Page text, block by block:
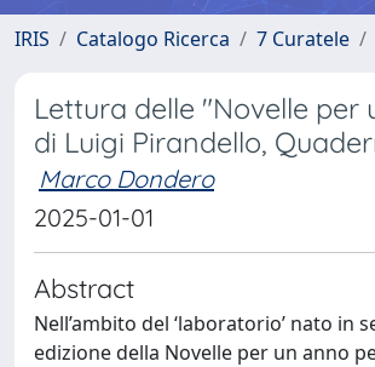
IRIS Catalogo Ricerca 7 Curatele
Lettura delle "Novelle per
di Luigi Pirandello,
Marco Dondero
2025-01-01
Abstract
Nell’ambito del ‘laboratorio’ nato in
edizione della Novelle per un anno